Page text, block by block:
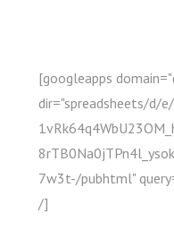
RÍO
DE
[googleapps
dir="spreadsheets/d/e/
7w3t-/pubhtml"
/]